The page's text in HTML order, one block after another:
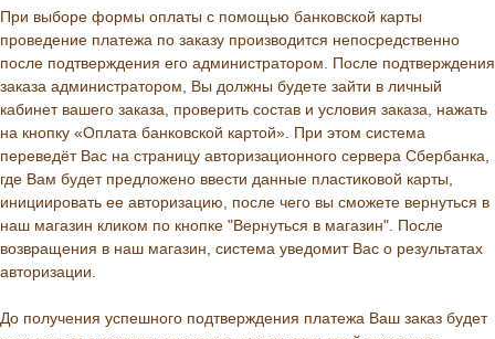
При выборе формы оплаты с помощью банковской карты
проведение платежа по заказу производится непосредственно
после подтверждения его администратором. После подтверждения
заказа администратором, Вы должны будете зайти в личный
кабинет вашего заказа, проверить состав и условия заказа, нажать
на кнопку «Оплата банковской картой». При этом система
переведёт Вас на страницу авторизационного сервера Сбербанка,
где Вам будет предложено ввести данные пластиковой карты,
инициировать ее авторизацию, после чего вы сможете вернуться в
наш магазин кликом по кнопке "Вернуться в магазин". После
возвращения в наш магазин, система уведомит Вас о результатах
авторизации.
До получения успешного подтверждения платежа Ваш заказ будет